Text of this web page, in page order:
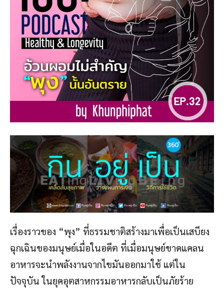
เรื่องราวของ “พุง” ที่ธรรมชาติสร้างมาเพื่อเป็นเสบียง
ฉุกเฉินของมนุษย์เมื่อในอดีต ที่เมื่อมนุษย์ขาดแคลน
อาหารจะนำพลังงานจากไขมันออกมาใช้ แต่ใน
ปัจจุบัน ในยุคอุตสาหกรรมอาหารกลับเป็นภัยร้าย